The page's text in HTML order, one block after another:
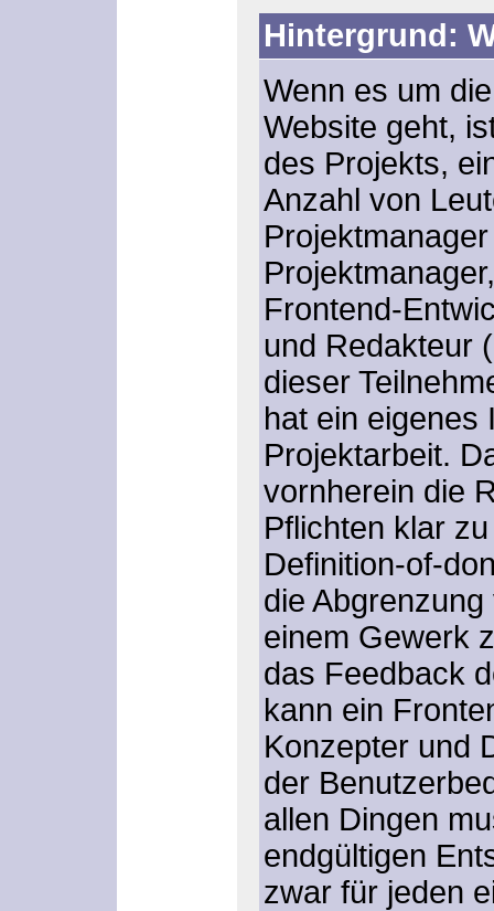
Hintergrund:
Wenn es um
Website geht,
des Projekts,
Anzahl von
Frontend-
und Redakteur
dieser
hat ein eigenes
Projektarbeit.
vornherein die
Pflichten klar
Definition-of-
die
einem Gewerk
das Feedback
kann ein
Konzepter und
der
allen Dingen
endgültigen
zwar für jeden